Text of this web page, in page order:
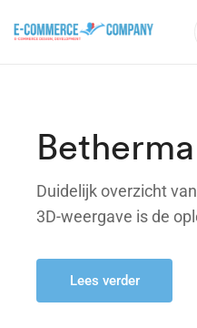
Betherma
Duidelijk overzicht
3D-weergave is de
Lees verder